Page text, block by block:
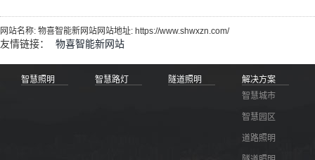
网站名称: 物喜智能新网站网站地址: https://www.shwxzn.com/
友情链接： 物喜智能新网站
智慧照明 智慧路灯 隧道照明
解决方案
智慧城市
智慧园区
道路照明